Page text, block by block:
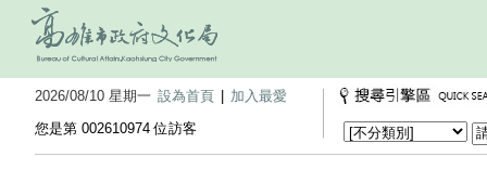
2026/08/10 星期一 設為首頁
加入最愛
您是第 002610974 位訪客